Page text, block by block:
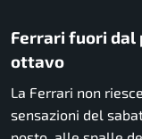
Ferrari fuori dal
ottavo
La Ferrari non
sensazioni del